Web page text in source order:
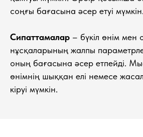
соңғы бағасына әсер етуі мүмкін.
Сипаттамалар – бүкіл өнім мен
нұсқаларының жалпы
оның бағасына әсер етпейді.
өнімнің шыққан елі немесе
кіруі мүмкін.